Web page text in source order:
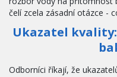
čelí zcela zásadní otázce -
Ukazatel
Odborníci říkají, že